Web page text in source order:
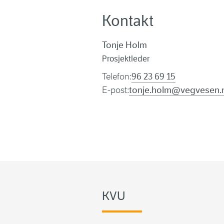
Kontakt
Tonje Holm
Prosjektleder
Telefon:96 23 69 15
E-post:
KVU